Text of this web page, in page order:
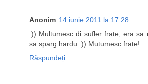
Anonim 14 iunie 2011 la 17:28
:)) Multumesc di sufler frate, era sa
sa sparg hardu :)) Mutumesc frate!
Răspundeți